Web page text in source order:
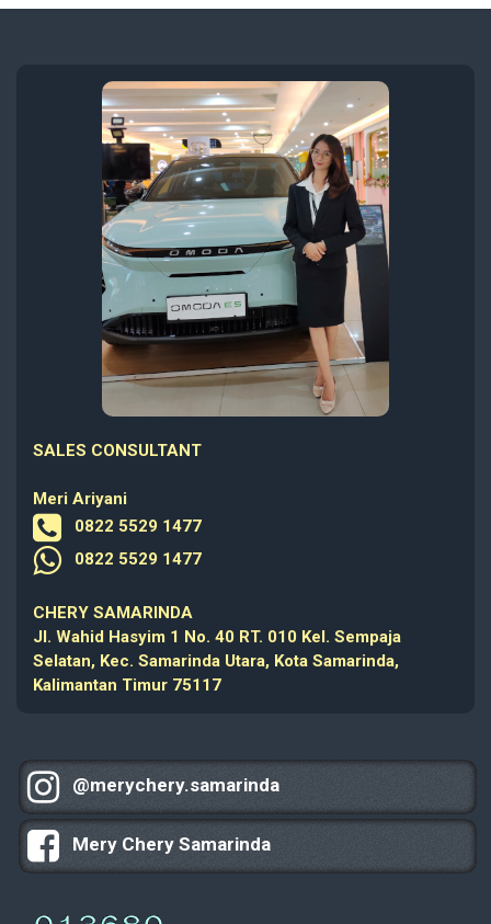
SALES CONSULTANT
Meri Ariyani
0822 5529 1477
0822 5529 1477
CHERY SAMARINDA
Jl. Wahid Hasyim 1 No. 40 RT. 010 Kel. Sempaja
Selatan, Kec. Samarinda Utara, Kota Samarinda,
Kalimantan Timur 75117
@merychery.samarinda
Mery Chery Samarinda